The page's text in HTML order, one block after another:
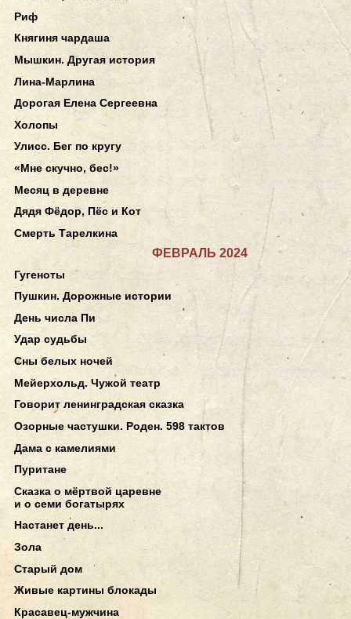
Риф
Княгиня чардаша
Мышкин. Другая история
Лина-Марлина
Дорогая Елена Сергеевна
Холопы
Улисс. Бег по кругу
«Мне скучно, бес!»
Месяц в деревне
Дядя Фёдор, Пёс и Кот
Смерть Тарелкина
ФЕВРАЛЬ 2024
Гугеноты
Пушкин. Дорожные истории
День числа Пи
Удар судьбы
Сны белых ночей
Мейерхольд. Чужой театр
Говорит ленинградская сказка
Озорные частушки. Роден. 598 тактов
Дама с камелиями
Пуритане
Сказка о мёртвой царевне
и о семи богатырях
Настанет день...
Зола
Старый дом
Живые картины блокады
Красавец-мужчина